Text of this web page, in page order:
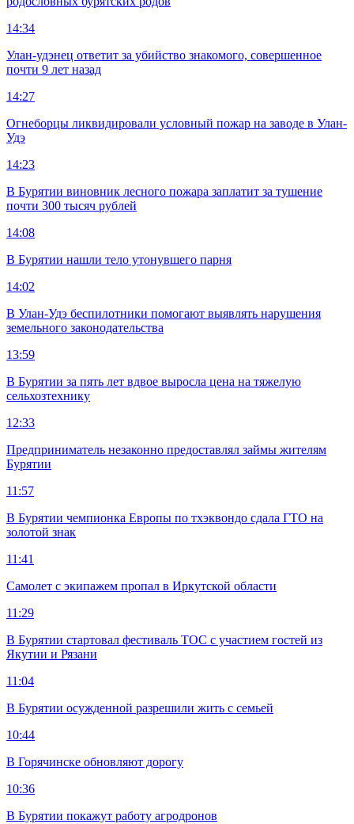
14:34
Улан-удэнец ответит за убийство знакомого, совершенное
почти 9 лет назад
14:27
Огнеборцы ликвидировали условный пожар на заводе в Улан-
Удэ
14:23
В Бурятии виновник лесного пожара заплатит за тушение
почти 300 тысяч рублей
14:08
В Бурятии нашли тело утонувшего парня
14:02
В Улан-Удэ беспилотники помогают выявлять нарушения
земельного законодательства
13:59
В Бурятии за пять лет вдвое выросла цена на тяжелую
сельхозтехнику
12:33
Предприниматель незаконно предоставлял займы жителям
Бурятии
11:57
В Бурятии чемпионка Европы по тхэквондо сдала ГТО на
золотой знак
11:41
Самолет с экипажем пропал в Иркутской области
11:29
В Бурятии стартовал фестиваль ТОС с участием гостей из
Якутии и Рязани
11:04
В Бурятии осужденной разрешили жить с семьей
10:44
В Горячинске обновляют дорогу
10:36
В Бурятии покажут работу агродронов